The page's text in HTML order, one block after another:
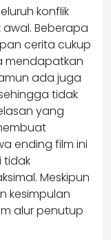
konflik
Beberapa
cerita cukup
mendapatkan
ada juga
tidak
yang
ending film ini
tidak
Meskipun
kesimpulan
alur penutup